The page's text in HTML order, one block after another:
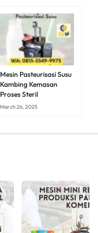
Mesin Pasteurisasi Susu
Kambing Kemasan
Proses Steril
March 26, 2025